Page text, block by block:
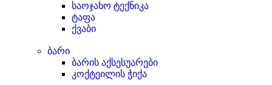
საოჯახო ტექნიკა
ტაფა
ქვაბი
ბარი
ბარის აქსესუარები
კოქტეილის ჭიქა